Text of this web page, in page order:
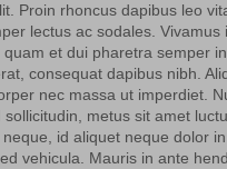
Proin rhoncus dapibus leo
lectus ac sodales. Vivamus
quam et dui pharetra semper
consequat dapibus nibh.
nec massa ut imperdiet.
sollicitudin, metus sit amet
id aliquet neque dolor
vehicula. Mauris in ante